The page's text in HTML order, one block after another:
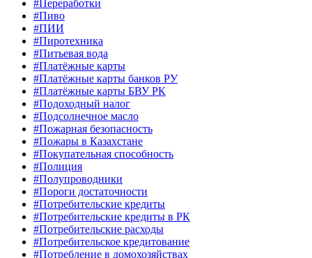
#Переработки
#Пиво
#ПИИ
#Пиротехника
#Питьевая вода
#Платёжные карты
#Платёжные карты банков РУ
#Платёжные карты БВУ РК
#Подоходный налог
#Подсолнечное масло
#Пожарная безопасность
#Пожары в Казахстане
#Покупательная способность
#Полиция
#Полупроводники
#Пороги достаточности
#Потребительские кредиты
#Потребительские кредиты в РК
#Потребительские расходы
#Потребительское кредитование
#Потребление в домохозяйствах